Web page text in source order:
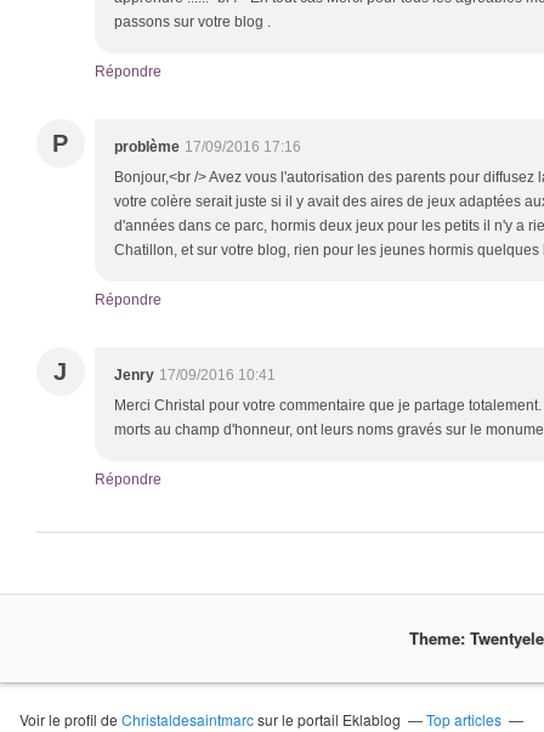
passons sur votre blog .
Répondre
P problème 17/09/2016 17:16
Bonjour,<br /> Avez vous l'autorisation des parents pour diffusez
votre colère serait juste si il y avait des aires de jeux adaptées
d'années dans ce parc, hormis deux jeux pour les petits il n'y a
Chatillon, et sur votre blog, rien pour les jeunes hormis quelques
Répondre
J Jenry 17/09/2016 10:41
Merci Christal pour votre commentaire que je partage
morts au champ d'honneur, ont leurs noms gravés sur le
Répondre
Theme:
Voir le profil deChristaldesaintmarcsur le portail Eklablog
Top articles